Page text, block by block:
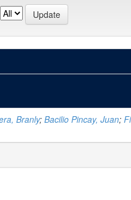
Branly; Bacilio Pincay, Juan;